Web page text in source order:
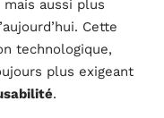
aussi plus
Cette
technologique,
plus exigeant
.